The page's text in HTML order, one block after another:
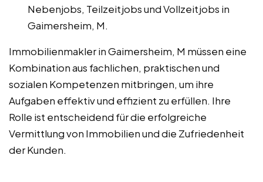
Nebenjobs, Teilzeitjobs und Vollzeitjobs in
Gaimersheim, M.
Immobilienmakler in Gaimersheim, M müssen eine
Kombination aus fachlichen, praktischen und
sozialen Kompetenzen mitbringen, um ihre
Aufgaben effektiv und effizient zu erfüllen. Ihre
Rolle ist entscheidend für die erfolgreiche
Vermittlung von Immobilien und die Zufriedenheit
der Kunden.